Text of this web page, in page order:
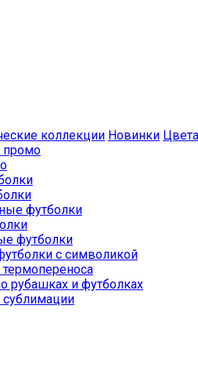
коллекции Новинки Цвета
промо
футболки
футболки
с символикой
рубашках и футболках